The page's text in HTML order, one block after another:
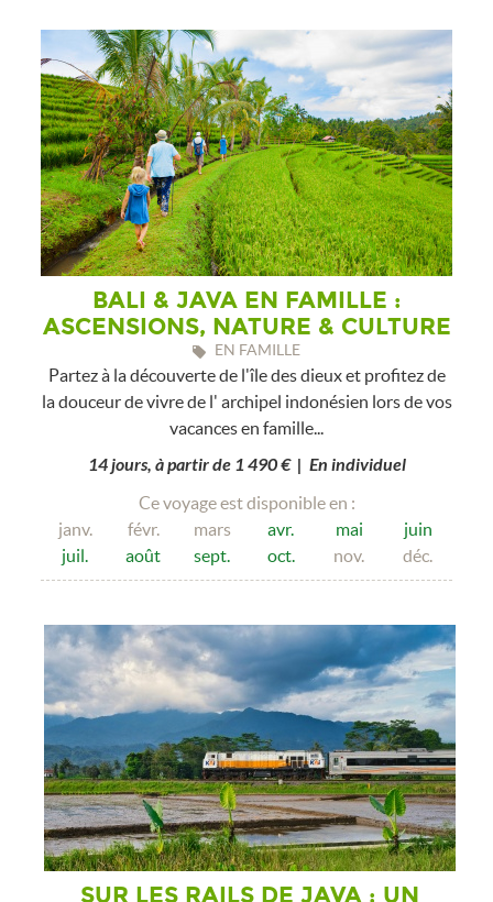
BALI & JAVA EN FAMILLE :
ASCENSIONS, NATURE & CULTURE
EN FAMILLE
Partez à la découverte de l'île des dieux et profitez de
la douceur de vivre de l' archipel indonésien lors de vos
vacances en famille...
14 jours, à partir de 1 490 € | En individuel
Ce voyage est disponible en :
janv.
févr. mars avr. mai
juin
juil.
août sept. oct. nov. déc.
SUR LES RAILS DE JAVA : UN